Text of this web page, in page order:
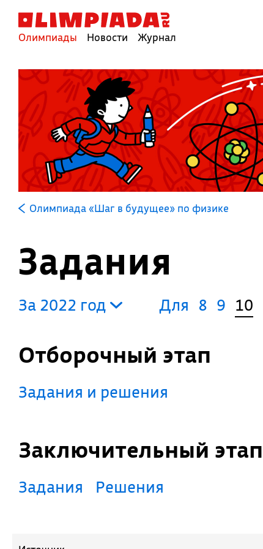
Олимпиады Новости Журнал
Олимпиада «Шаг в будущее» по физике
Задания
За 2022 год Для 8 9 10
Отборочный этап
Задания и решения
Заключительный этап
Задания Решения